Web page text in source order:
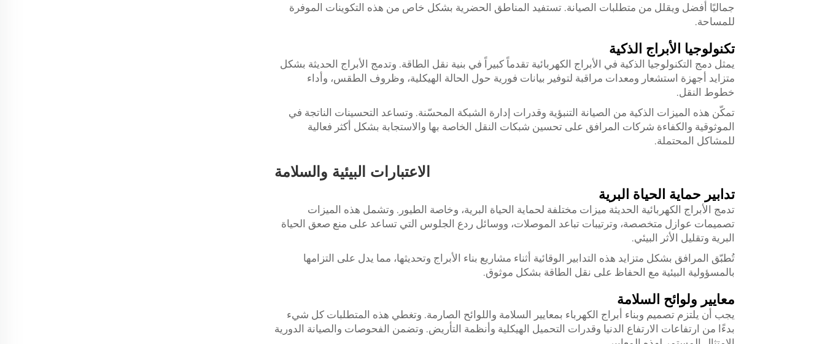
جماليًا أفضل ويقلل من متطلبات الصيانة. تستفيد المناطق الحضرية بشكل خاص من هذه التكوينات الموفرة
للمساحة.
تكنولوجيا الأبراج الذكية
يمثل دمج التكنولوجيا الذكية في الأبراج الكهربائية تقدماً كبيراً في بنية نقل الطاقة. وتدمج الأبراج الحديثة بشكل
متزايد أجهزة استشعار ومعدات مراقبة لتوفير بيانات فورية حول الحالة الهيكلية، وظروف الطقس، وأداء
خطوط النقل.
تمكّن هذه الميزات الذكية من الصيانة التنبؤية وقدرات إدارة الشبكة المحسّنة. وتساعد التحسينات الناتجة في
الموثوقية والكفاءة شركات المرافق على تحسين شبكات النقل الخاصة بها والاستجابة بشكل أكثر فعالية
للمشاكل المحتملة.
الاعتبارات البيئية والسلامة
تدابير حماية الحياة البرية
تدمج الأبراج الكهربائية الحديثة ميزات مختلفة لحماية الحياة البرية، وخاصة الطيور. وتشمل هذه الميزات
تصميمات عوازل متخصصة، وترتيبات تباعد الموصلات، ووسائل ردع الجلوس التي تساعد على منع صعق الحياة
البرية وتقليل الأثر البيئي.
تُطبّق المرافق بشكل متزايد هذه التدابير الوقائية أثناء مشاريع بناء الأبراج وتحديثها، مما يدل على التزامها
بالمسؤولية البيئية مع الحفاظ على نقل الطاقة بشكل موثوق.
معايير ولوائح السلامة
يجب أن يلتزم تصميم وبناء أبراج الكهرباء بمعايير السلامة واللوائح الصارمة. وتغطي هذه المتطلبات كل شيء
بدءًا من ارتفاعات الارتفاع الدنيا وقدرات التحميل الهيكلية وأنظمة التأريض. وتضمن الفحوصات والصيانة الدورية